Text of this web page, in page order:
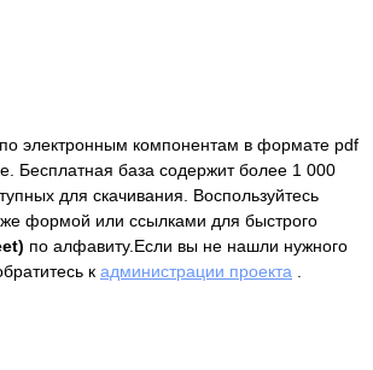
электронным компонентам в формате pdf
Бесплатная база содержит более 1 000
для скачивания. Воспользуйтесь
формой или ссылками для быстрого
по алфавиту.Если вы не нашли нужного
к администрации проекта